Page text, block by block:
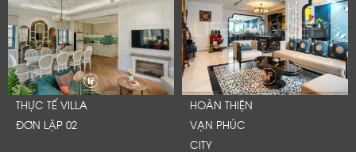
THỰC TẾ VILLA
ĐƠN LẬP 02
HOÀN THIỆN
VẠN PHÚC
CITY